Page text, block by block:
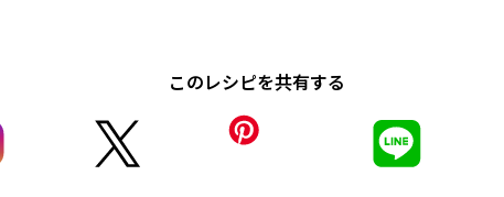
このレシピを共有する